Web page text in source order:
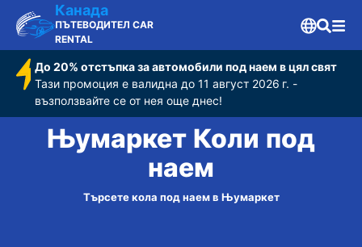
Канада
ПЪТЕВОДИТЕЛ CAR
RENTAL
До 20% отстъпка за автомобили под наем в цял свят
Тази промоция е валидна до 11 август 2026 г. -
възползвайте се от нея още днес!
Њумаркет Коли под
наем
Търсете кола под наем в Њумаркет